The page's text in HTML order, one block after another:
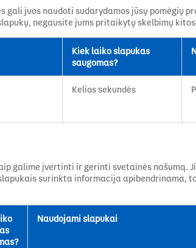
juos naudoti sudarydamos jūsų pomėgių
negausite jums pritaikytų skelbimų
Kiek laiko slapukas
saugomas?
Kelios sekundės
galime įvertinti ir gerinti svetainės našumą.
surinkta informacija apibendrinama,
Naudojami slapukai